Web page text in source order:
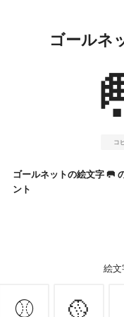
ゴールネ
コ
ゴールネットの絵文字 🥅
ント
絵文
⚾ 🥎